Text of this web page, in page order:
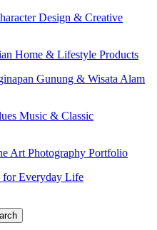
Design & Creative
Home & Lifestyle Products
Gunung & Wisata Alam
Music & Classic
Art Photography Portfolio
Everyday Life